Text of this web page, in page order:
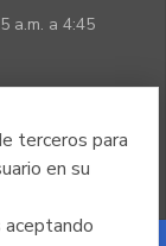
terceros para
en su
a.m. a 4:45